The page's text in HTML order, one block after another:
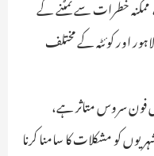
ممکنہ خطرات سے نمٹنے کے
اور کوئٹہ کے مختلف
فون سروس متاثر ہے،
کو مشکلات کا سامنا کرنا